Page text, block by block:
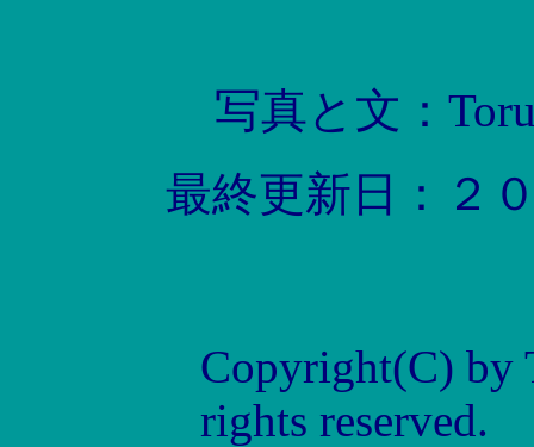
写真と文：
最終更新日：２
Copyright(C) by
rights reserved.